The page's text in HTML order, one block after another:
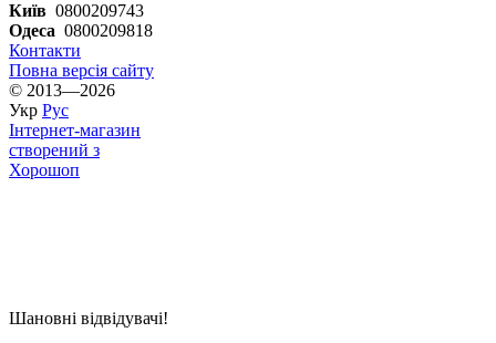
Київ 0800209743
Одеса 0800209818
Контакти
Повна версія сайту
© 2013—2026
Укр Рус
Інтернет-магазин
створений з
Хорошоп
Шановні відвідувачі!